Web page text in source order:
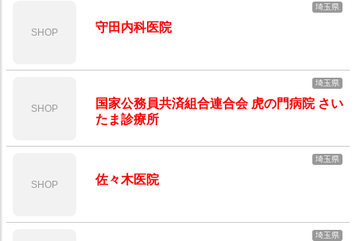
SHOP
埼玉県
守田内科医院
SHOP
埼玉県
国家公務員共済組合連合会 虎の門病院 さい
たま診療所
SHOP
埼玉県
佐々木医院
埼玉県